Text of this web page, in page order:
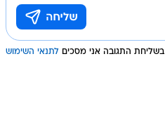
בשליחת התגובה אני מסכים לתנאי השימוש